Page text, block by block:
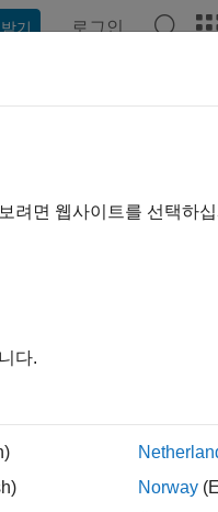
기 로그인
려면 웹사이트를 선택하
다.
Norway